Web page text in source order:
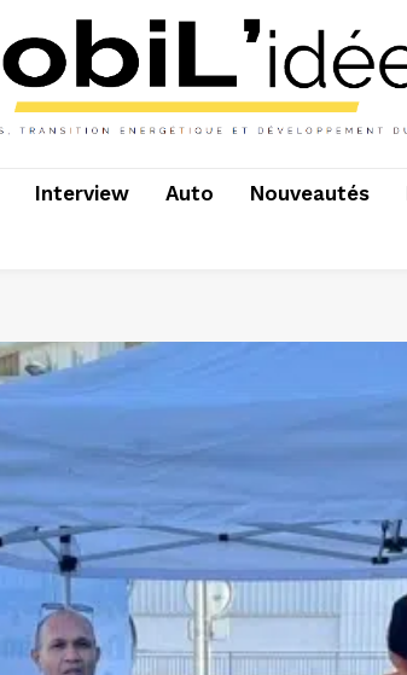
Interview Auto Nouveautés